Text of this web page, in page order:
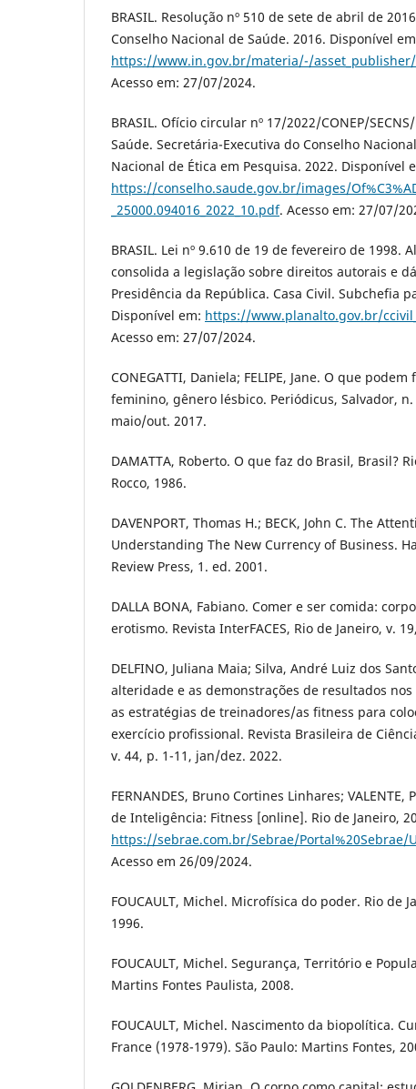
BRASIL. Resolução nº 510 de sete de abril de
Conselho Nacional de Saúde. 2016. Disponível
https://www.in.gov.br/materia/-/
Acesso em: 27/07/2024.
BRASIL. Ofício circular nº 17/2022/CONEP/
Saúde. Secretária-Executiva do Conselho
Nacional de Ética em Pesquisa. 2022. Disponível
https://conselho.saude.gov.br/images/
_25000.094016_2022_10.pdf. Acesso em: 27/07/
BRASIL. Lei nº 9.610 de 19 de fevereiro de 1998.
consolida a legislação sobre direitos autorais e
Presidência da República. Casa Civil. Subchefia
Disponível em: https://www.planalto.gov.br/
Acesso em: 27/07/2024.
CONEGATTI, Daniela; FELIPE, Jane. O que
feminino, gênero lésbico. Periódicus, Salvador, n.
maio/out. 2017.
DAMATTA, Roberto. O que faz do Brasil, Brasil?
Rocco, 1986.
DAVENPORT, Thomas H.; BECK, John C. The
Understanding The New Currency of Business.
Review Press, 1. ed. 2001.
DALLA BONA, Fabiano. Comer e ser comida:
erotismo. Revista InterFACES, Rio de Janeiro, v.
DELFINO, Juliana Maia; Silva, André Luiz dos
alteridade e as demonstrações de resultados
as estratégias de treinadores/as fitness para
exercício profissional. Revista Brasileira de
v. 44, p. 1-11, jan/dez. 2022.
FERNANDES, Bruno Cortines Linhares;
de Inteligência: Fitness [online]. Rio de Janeiro,
https://sebrae.com.br/Sebrae/Portal%20Sebrae/
Acesso em 26/09/2024.
FOUCAULT, Michel. Microfísica do poder. Rio de
1996.
FOUCAULT, Michel. Segurança, Território e
Martins Fontes Paulista, 2008.
FOUCAULT, Michel. Nascimento da biopolítica.
France (1978-1979). São Paulo: Martins Fontes,